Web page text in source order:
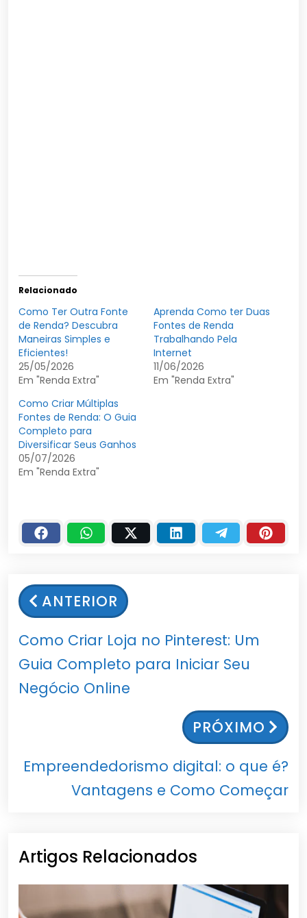
Relacionado
Como Ter Outra Fonte
de Renda? Descubra
Maneiras Simples e
Eficientes!
25/05/2026
Em "Renda Extra"
Aprenda Como ter Duas
Fontes de Renda
Trabalhando Pela
Internet
11/06/2026
Em "Renda Extra"
Como Criar Múltiplas
Fontes de Renda: O Guia
Completo para
Diversificar Seus Ganhos
05/07/2026
Em "Renda Extra"
ANTERIOR
Como Criar Loja no Pinterest: Um
Guia Completo para Iniciar Seu
Negócio Online
PRÓXIMO
Empreendedorismo digital: o que é?
Vantagens e Como Começar
Artigos Relacionados